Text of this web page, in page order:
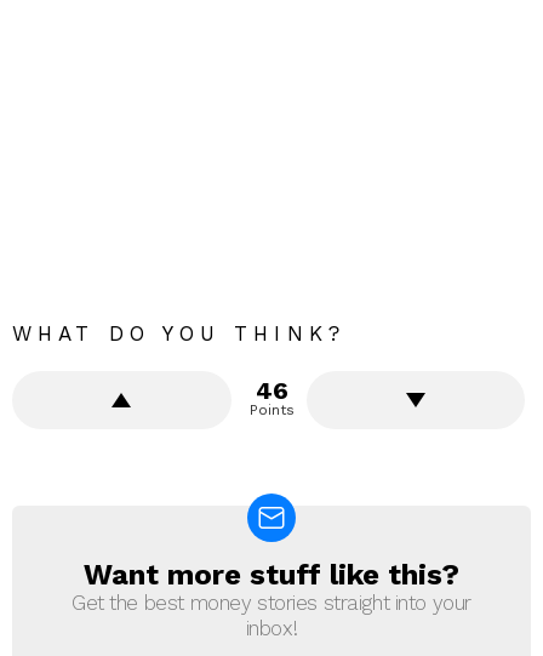
WHAT DO YOU THINK?
46
Points
NEWSLETTER
Want more stuff like this?
Get the best money stories straight into your
inbox!